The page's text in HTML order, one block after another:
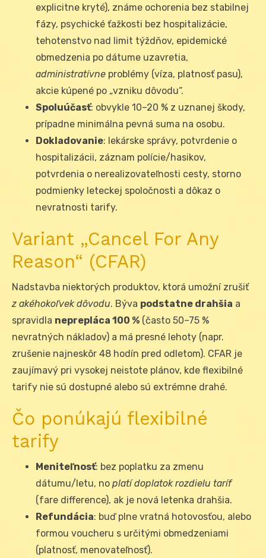
explicitne kryté), známe ochorenia bez stabilnej
fázy, psychické ťažkosti bez hospitalizácie,
tehotenstvo nad limit týždňov, epidemické
obmedzenia po dátume uzavretia,
administratívne problémy (víza, platnosť pasu),
akcie kúpené po „vzniku dôvodu“.
Spoluúčasť: obvykle 10–20 % z uznanej škody,
prípadne minimálna pevná suma na osobu.
Dokladovanie: lekárske správy, potvrdenie o
hospitalizácii, záznam polície/hasikov,
potvrdenia o nerealizovateľnosti cesty, storno
podmienky leteckej spoločnosti a dôkaz o
nevratnosti tarify.
Variant „Cancel For Any
Reason“ (CFAR)
Nadstavba niektorých produktov, ktorá umožní zrušiť
z akéhokoľvek dôvodu. Býva podstatne drahšia a
spravidla neprepláca 100 % (často 50–75 %
nevratných nákladov) a má presné lehoty (napr.
zrušenie najneskôr 48 hodín pred odletom). CFAR je
zaujímavý pri vysokej neistote plánov, kde flexibilné
tarify nie sú dostupné alebo sú extrémne drahé.
Čo ponúkajú flexibilné
tarify
Meniteľnosť: bez poplatku za zmenu
dátumu/letu, no platí doplatok rozdielu taríf
(fare difference), ak je nová letenka drahšia.
Refundácia: buď plne vratná hotovosťou, alebo
formou voucheru s určitými obmedzeniami
(platnosť, menovateľnosť).